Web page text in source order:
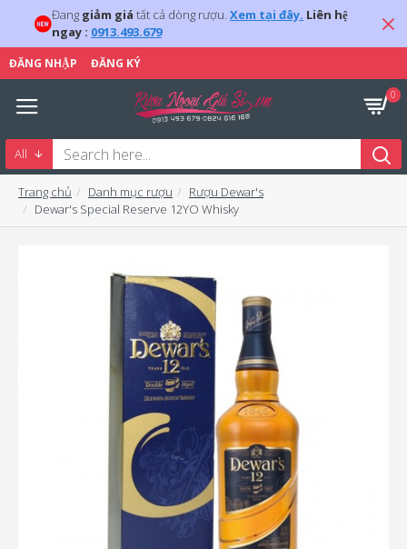
Đang giảm giá tất cả dòng rượu. Xem tại đây. Liên hệ
ngay : 0913.493.679
ĐĂNG NHẬP ĐĂNG KÝ
0
All
Trang chủ Danh mục rượu
Rượu Dewar's
Dewar's Special Reserve 12YO Whisky